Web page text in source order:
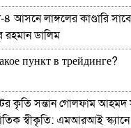
লাভলুর পরিবার:
লুন্ঠিত অর্থ-স্বর্ণ
পরিবর্তনে হুমকির মুখে সিলেট
জলবায়ু পরিবর্তনের বিরূপ
আসনে লাঙ্গলের কাণ্ডারি
রহমান ডালিম
пункт в трейдинге?
কৃতি সন্তান গোলফাম আহমদ
স্বীকৃতি: এমআরআই